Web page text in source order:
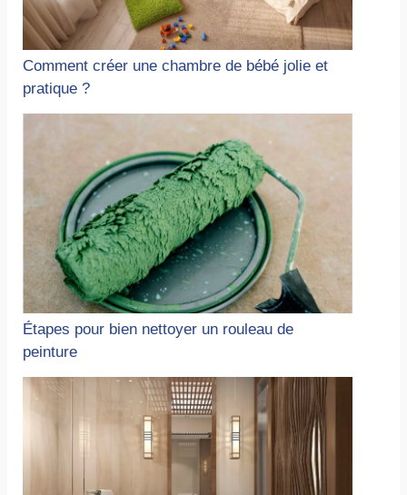
Comment créer une chambre de bébé jolie et
pratique ?
Étapes pour bien nettoyer un rouleau de
peinture